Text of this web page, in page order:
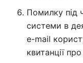
Помилку під
системи в
e-mail
квитанції